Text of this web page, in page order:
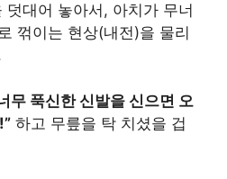
대어 놓아서, 아치가 무너
꺾이는 현상(내전)을 물리
무 푹신한 신발을 신으면 오
하고 무릎을 탁 치셨을 겁